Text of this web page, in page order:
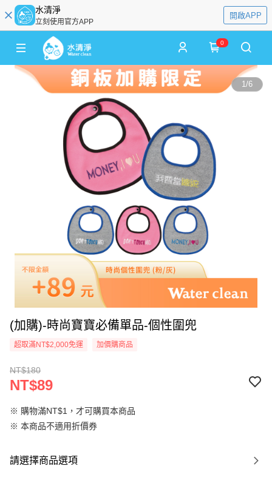
水清淨
立刻使用官方APP
開啟APP
0
1/6
(加購)-時尚寶寶必備單品-個性圍兜
超取滿NT$2,000免運 加價購商品
NT$180
NT$89
※ 購物滿NT$1，才可購買本商品
※ 本商品不適用折價券
請選擇商品選項